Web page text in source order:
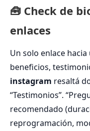
🧰 Check de
enlaces
Un solo enlace
beneficios,
instagram resaltá
“Testimonios”.
recomendado
reprogramación,